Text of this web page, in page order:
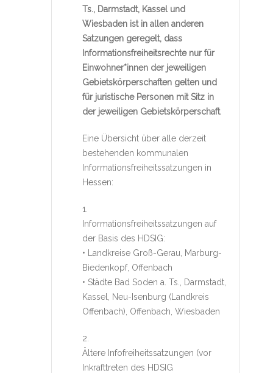
Ts., Darmstadt, Kassel und
Wiesbaden ist in allen anderen
Satzungen geregelt, dass
Informationsfreiheitsrechte nur für
Einwohner*innen der jeweiligen
Gebietskörperschaften gelten und
für juristische Personen mit Sitz in
der jeweiligen Gebietskörperschaft.
Eine Übersicht über alle derzeit
bestehenden kommunalen
Informationsfreiheitssatzungen in
Hessen:
1.
Informationsfreiheitssatzungen auf
der Basis des HDSIG:
• Landkreise Groß-Gerau, Marburg-
Biedenkopf, Offenbach
• Städte Bad Soden a. Ts., Darmstadt,
Kassel, Neu-Isenburg (Landkreis
Offenbach), Offenbach, Wiesbaden
2.
Ältere Infofreiheitssatzungen (vor
Inkrafttreten des HDSIG